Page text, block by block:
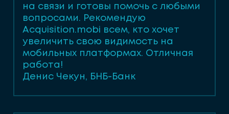
на связи и готовы помочь с любыми
вопросами. Рекомендую
Acquisition.mobi всем, кто хочет
увеличить свою видимость на
мобильных платформах. Отличная
работа!
Денис Чекун, БНБ-Банк